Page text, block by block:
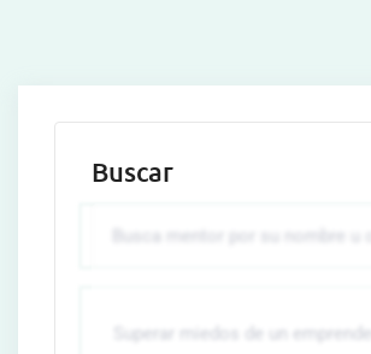
Buscar